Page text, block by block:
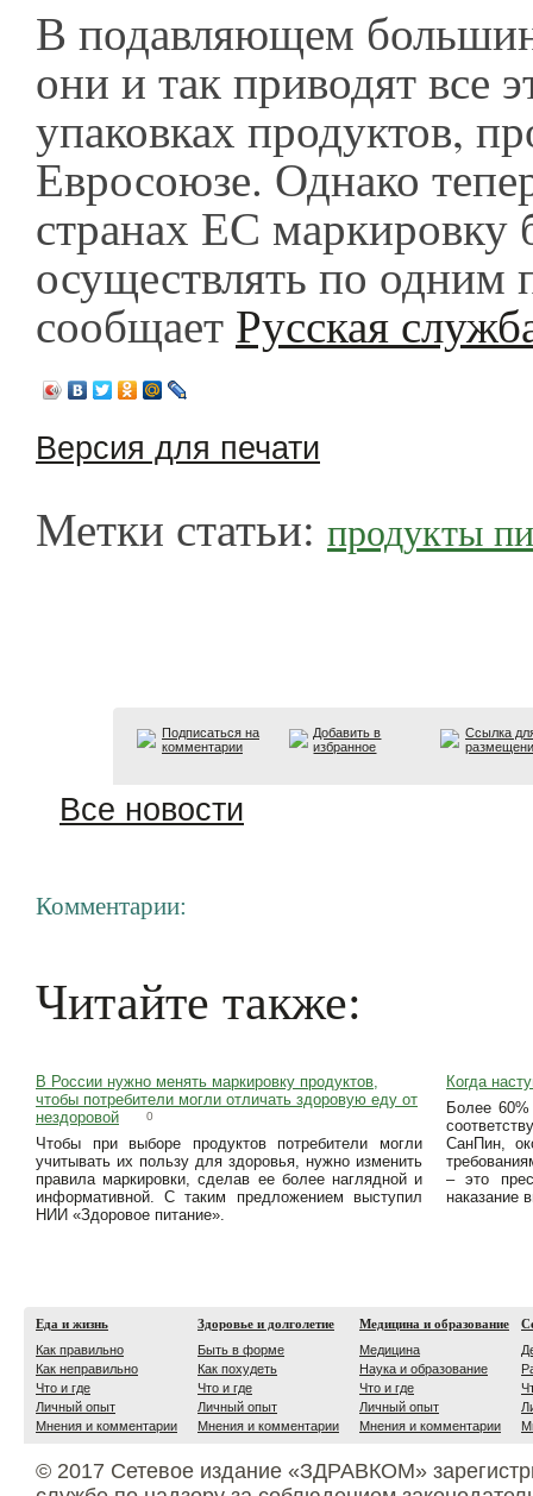
В подавляющем
они и так приводят все
упаковках продуктов,
Евросоюзе. Однако
странах ЕС маркировку
осуществлять по одним
сообщает Русская
Версия для печати
Метки статьи: продукты
Подписаться на
комментарии
Добавить в
избранное
Ссылка
Все новости
Комментарии:
Читайте также:
В России нужно менять маркировку продуктов,
чтобы потребители могли отличать здоровую еду от
нездоровой
0
Чтобы при выборе продуктов потребители могли
учитывать их пользу для здоровья, нужно изменить
правила маркировки, сделав ее более наглядной и
информативной. С таким предложением выступил
НИИ «Здоровое питание».
Когда
Более
СанПин,
– это
наказание
Еда и жизнь
Как правильно
Как неправильно
Что и где
Личный опыт
Мнения и комментарии
Здоровье и долголетие
Быть в форме
Как похудеть
Что и где
Личный опыт
Мнения и комментарии
Медицина и образование
Медицина
Наука и образование
Что и где
Личный опыт
Мнения и комментарии
© 2017 Сетевое издание «ЗДРАВКОМ»